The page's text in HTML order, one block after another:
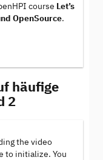
course Let’s
OpenSource.
häufige
2
the video
to initialize. You